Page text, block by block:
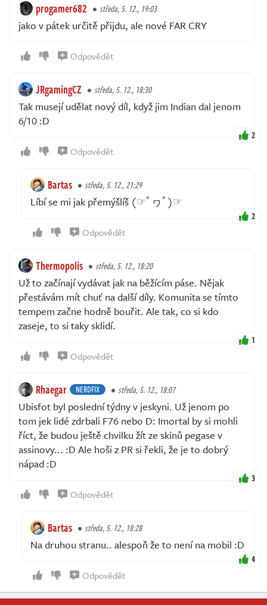
progamer682 středa, 5. 12., 19:03
jako v pátek určitě přijdu, ale nové FAR CRY
Odpovědět
JRgamingCZ středa, 5. 12., 18:30
Tak musejí udělat nový díl, když jim Indian dal jenom
6/10 :D
2
Odpovědět
Bartas středa, 5. 12., 21:29
Líbí se mi jak přemýšlíš (☞ﾟヮﾟ)☞
2
Odpovědět
Thermopolis středa, 5. 12., 18:20
Už to začínají vydávat jak na běžícím páse. Nějak
přestávám mít chuť na další díly. Komunita se tímto
tempem začne hodně bouřit. Ale tak, co si kdo
zaseje, to si taky sklidí.
1
Odpovědět
Rhaegar NERDFIX středa, 5. 12., 18:07
Ubisfot byl poslední týdny v jeskyni. Už jenom po
tom jek lidé zdrbali F76 nebo D: Imortal by si mohli
říct, že budou ještě chvilku žít ze skinů pegase v
assinovy... :D Ale hoši z PR si řekli, že je to dobrý
nápad :D
3
Odpovědět
Bartas středa, 5. 12., 18:28
Na druhou stranu.. alespoň že to není na mobil :D
4
Odpovědět